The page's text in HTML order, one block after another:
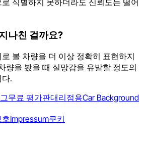
나친 걸까요?
볼 차량을 더 이상 정확히 표현하지
량을 봤을 때 실망감을 유발할 정도의
.
무료 평가판대리점용Car Background
Impressum쿠키